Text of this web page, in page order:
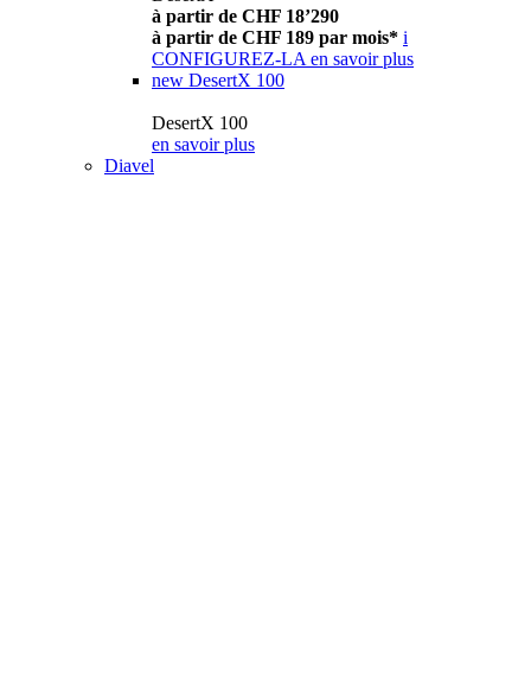
à partir de CHF 18’290
à partir de CHF 189 par mois* i
CONFIGUREZ-LA en savoir plus
new DesertX 100
DesertX 100
en savoir plus
Diavel